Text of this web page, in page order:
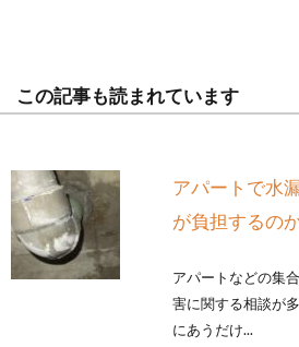
この記事も読まれています
アパートで水
が負担するの
アパートなどの集
害に関する相談が
にあうだけ...